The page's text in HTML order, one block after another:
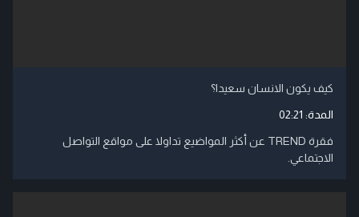
كيف يكون الانسان سعيدا؟
المدة: 02:21
فقرة TREND عن أكثر المواضيع تداولا على مواقع التواصل
الاجتماعي.